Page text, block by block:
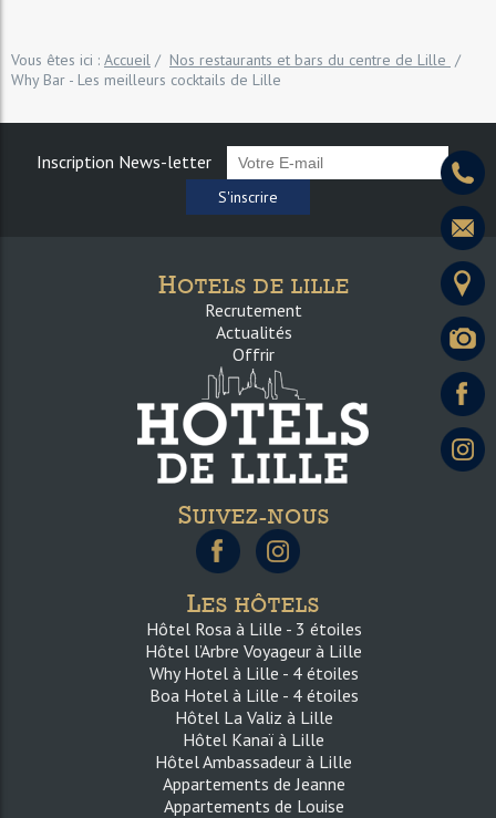
Vous êtes ici : Accueil / Nos restaurants et bars du centre de Lille /
Why Bar - Les meilleurs cocktails de Lille
Inscription News-letter
S'inscrire
HOTELS DE LILLE
Recrutement
Actualités
Offrir
SUIVEZ-NOUS
LES HÔTELS
Hôtel Rosa à Lille - 3 étoiles
Hôtel l’Arbre Voyageur à Lille
Why Hotel à Lille - 4 étoiles
Boa Hotel à Lille - 4 étoiles
Hôtel La Valiz à Lille
Hôtel Kanaï à Lille
Hôtel Ambassadeur à Lille
Appartements de Jeanne
Appartements de Louise